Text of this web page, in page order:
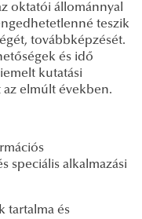
oktatói állománnyal
teszik
továbbképzését.
és idő
kutatási
elmúlt években.
speciális alkalmazási
tartalma és